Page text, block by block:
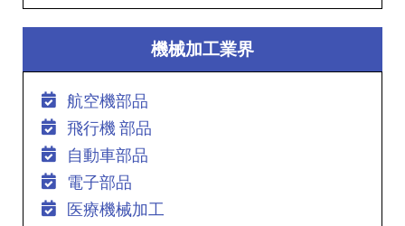
機械加工業界
航空機部品
飛行機 部品
自動車部品
電子部品
医療機械加工